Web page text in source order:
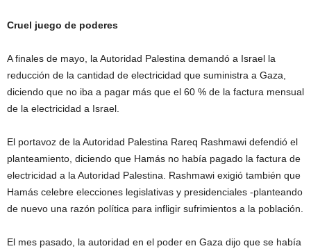
Cruel juego de poderes
A finales de mayo, la Autoridad Palestina demandó a Israel la
reducción de la cantidad de electricidad que suministra a Gaza,
diciendo que no iba a pagar más que el 60 % de la factura mensual
de la electricidad a Israel.
El portavoz de la Autoridad Palestina Rareq Rashmawi defendió el
planteamiento, diciendo que Hamás no había pagado la factura de
electricidad a la Autoridad Palestina. Rashmawi exigió también que
Hamás celebre elecciones legislativas y presidenciales -planteando
de nuevo una razón política para infligir sufrimientos a la población.
El mes pasado, la autoridad en el poder en Gaza dijo que se había